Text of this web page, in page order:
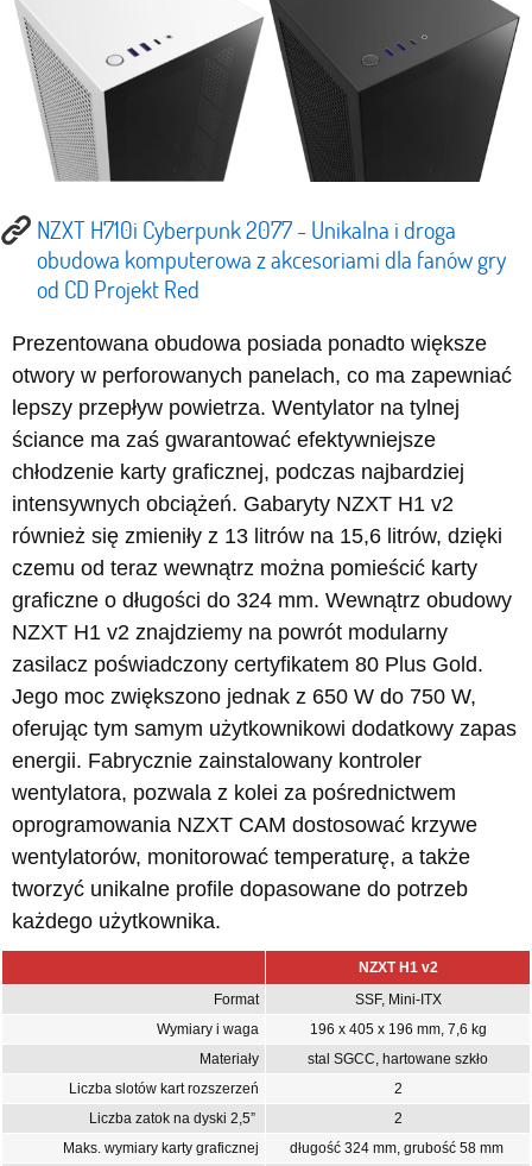
NZXT H710i Cyberpunk 2077 - Unikalna i droga
obudowa komputerowa z akcesoriami dla fanów gry
od CD Projekt Red
Prezentowana obudowa posiada ponadto większe
otwory w perforowanych panelach, co ma zapewniać
lepszy przepływ powietrza. Wentylator na tylnej
ściance ma zaś gwarantować efektywniejsze
chłodzenie karty graficznej, podczas najbardziej
intensywnych obciążeń. Gabaryty NZXT H1 v2
również się zmieniły z 13 litrów na 15,6 litrów, dzięki
czemu od teraz wewnątrz można pomieścić karty
graficzne o długości do 324 mm. Wewnątrz obudowy
NZXT H1 v2 znajdziemy na powrót modularny
zasilacz poświadczony certyfikatem 80 Plus Gold.
Jego moc zwiększono jednak z 650 W do 750 W,
oferując tym samym użytkownikowi dodatkowy zapas
energii. Fabrycznie zainstalowany kontroler
wentylatora, pozwala z kolei za pośrednictwem
oprogramowania NZXT CAM dostosować krzywe
wentylatorów, monitorować temperaturę, a także
tworzyć unikalne profile dopasowane do potrzeb
każdego użytkownika.
NZXT H1 v2
Format
SSF, Mini-ITX
Wymiary i waga
196 x 405 x 196 mm, 7,6 kg
Materiały
stal SGCC, hartowane szkło
Liczba slotów kart rozszerzeń
2
Liczba zatok na dyski 2,5”
2
Maks. wymiary karty graficznej
długość 324 mm, grubość 58 mm